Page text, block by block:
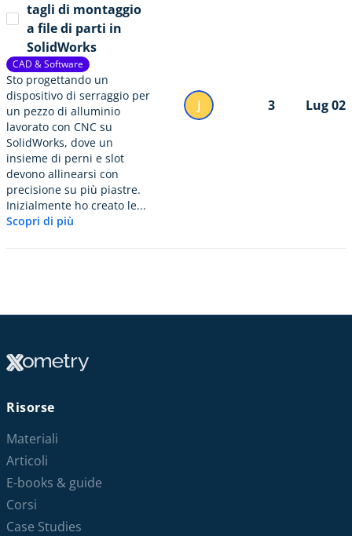
tagli di montaggio
a file di parti in
SolidWorks
CAD & Software
Sto progettando un
dispositivo di serraggio per
un pezzo di alluminio
lavorato con CNC su
SolidWorks, dove un
insieme di perni e slot
devono allinearsi con
precisione su più piastre.
Inizialmente ho creato le...
Scopri di più
J 3 Lug 02
Risorse
Materiali
Articoli
E-books & guide
Corsi
Case Studies